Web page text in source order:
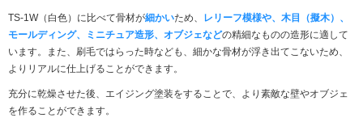
TS-1W（白色）に比べて骨材が細かいため、
レリーフ模様や、木目（擬木）、
モールディング、ミニチュア造形、オブジェなどの精細なものの造形に適して
います。また、刷毛ではらった時なども、細かな骨材が浮き出てこないため、
よりリアルに仕上げることができます。
充分に乾燥させた後、エイジング塗装をすることで、より素敵な壁やオブジェ
を作ることができます。